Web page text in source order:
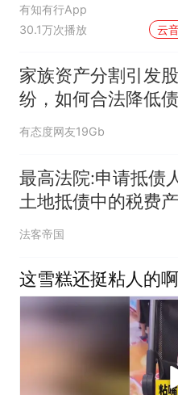
有知有行App
30.1万次播放
云
家族资产分割引发
纷，如何合法降低
险？
有态度网友19Gb
最高法院:申请抵债
土地抵债中的税费
大误解,能否申请撤
法客帝国
这雪糕还挺粘人的啊